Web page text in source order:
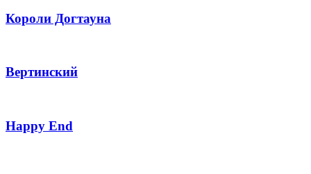
Короли Догтауна
Вертинский
Happy End